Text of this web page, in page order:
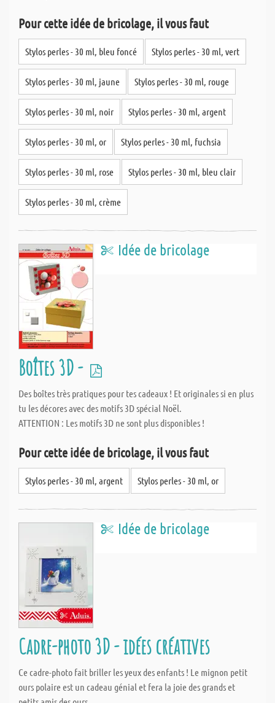
Pour cette idée de bricolage, il vous faut
Stylos perles - 30 ml, bleu foncé Stylos perles - 30 ml, vert
Stylos perles - 30 ml, jaune Stylos perles - 30 ml, rouge
Stylos perles - 30 ml, noir Stylos perles - 30 ml, argent
Stylos perles - 30 ml, or Stylos perles - 30 ml, fuchsia
Stylos perles - 30 ml, rose Stylos perles - 30 ml, bleu clair
Stylos perles - 30 ml, crème
Idée de bricolage
Boîtes 3D -
Des boîtes très pratiques pour tes cadeaux ! Et originales si en plus
tu les décores avec des motifs 3D spécial Noël.
ATTENTION : Les motifs 3D ne sont plus disponibles !
Pour cette idée de bricolage, il vous faut
Stylos perles - 30 ml, argent Stylos perles - 30 ml, or
Idée de bricolage
Cadre-photo 3D - idées créatives
Ce cadre-photo fait briller les yeux des enfants ! Le mignon petit
ours polaire est un cadeau génial et fera la joie des grands et